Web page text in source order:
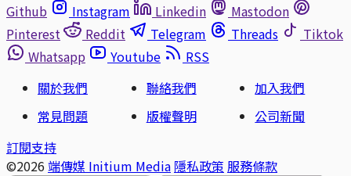
Github
Instagram Linkedin
Mastodon
Pinterest
Reddit Telegram Threads
Tiktok
Whatsapp
Youtube
RSS
關於我們
聯絡我們
加入我們
常見問題
版權聲明
公司新聞
訂閱支持
©2026 端傳媒 Initium Media 隱私政策 服務條款